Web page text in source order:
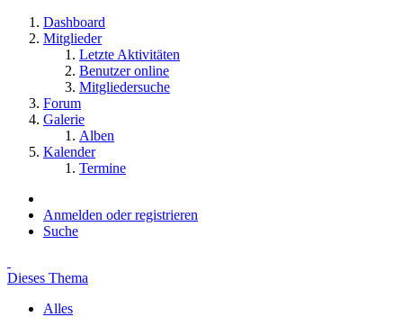
Dashboard
Mitglieder
Letzte Aktivitäten
Benutzer online
Mitgliedersuche
Forum
Galerie
Alben
Kalender
Termine
Anmelden oder registrieren
Suche
Dieses Thema
Alles